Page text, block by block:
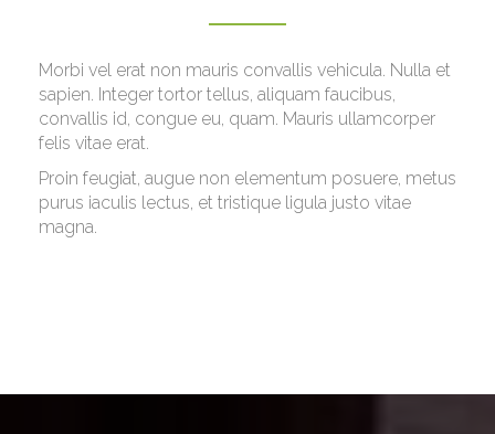
Morbi vel erat non mauris convallis vehicula. Nulla et
sapien. Integer tortor tellus, aliquam faucibus,
convallis id, congue eu, quam. Mauris ullamcorper
felis vitae erat.
Proin feugiat, augue non elementum posuere, metus
purus iaculis lectus, et tristique ligula justo vitae
magna.